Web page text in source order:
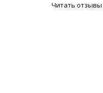
Читать отзывы